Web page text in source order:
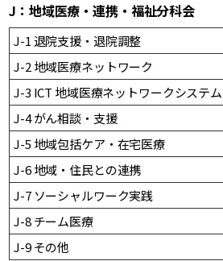
J：地域医療・連携・福祉分科会
J-1 退院支援・退院調整
J-2 地域医療ネットワーク
J-3 ICT 地域医療ネットワークシステム
J-4 がん相談・支援
J-5 地域包括ケア・在宅医療
J-6 地域・住民との連携
J-7 ソーシャルワーク実践
J-8 チーム医療
J-9 その他